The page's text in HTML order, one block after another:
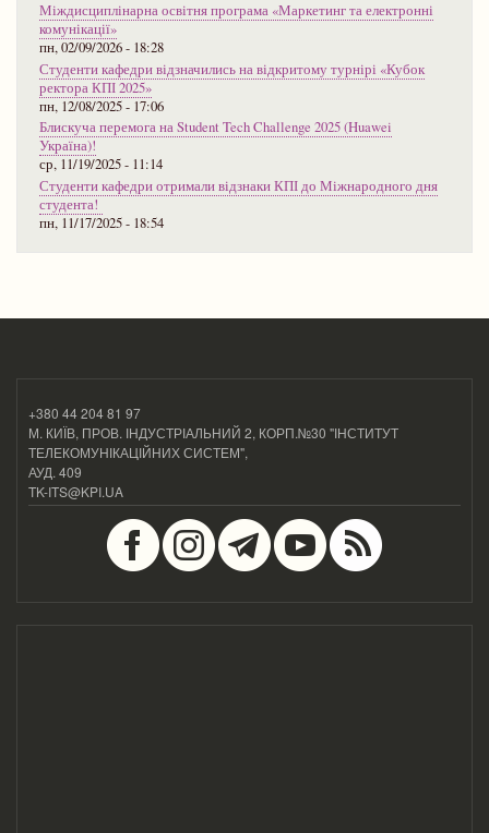
Міждисциплінарна освітня програма «Маркетинг та електронні
комунікації»
пн, 02/09/2026 - 18:28
Студенти кафедри відзначились на відкритому турнірі «Кубок
ректора КПІ 2025»
пн, 12/08/2025 - 17:06
Блискуча перемога на Student Tech Challenge 2025 (Huawei
Україна)!
ср, 11/19/2025 - 11:14
Студенти кафедри отримали відзнаки КПІ до Міжнародного дня
студента!
пн, 11/17/2025 - 18:54
+380 44 204 81 97
М. КИЇВ, ПРОВ. ІНДУСТРІАЛЬНИЙ 2, КОРП.№30 "ІНСТИТУТ
ТЕЛЕКОМУНІКАЦІЙНИХ СИСТЕМ",
АУД. 409
TK-ITS@KPI.UA